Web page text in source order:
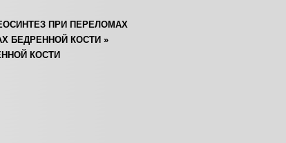
ПРИ ПЕРЕЛОМАХ
БЕДРЕННОЙ КОСТИ »
КОСТИ